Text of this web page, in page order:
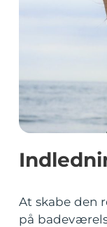
At skabe den
på